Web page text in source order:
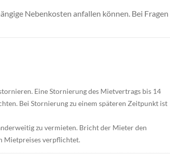
Nebenkosten anfallen können. Bei Fragen
Eine Stornierung des Mietvertrags bis 14
Bei Stornierung zu einem späteren Zeitpunkt ist
zu vermieten. Bricht der Mieter den
Mietpreises verpflichtet.